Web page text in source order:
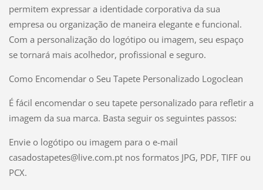
permitem expressar a identidade corporativa da sua
empresa ou organização de maneira elegante e funcional.
Com a personalização do logótipo ou imagem, seu espaço
se tornará mais acolhedor, profissional e seguro.
Como Encomendar o Seu Tapete Personalizado Logoclean
É fácil encomendar o seu tapete personalizado para refletir a
imagem da sua marca. Basta seguir os seguintes passos:
Envie o logótipo ou imagem para o e-mail
casadostapetes@live.com.pt nos formatos JPG, PDF, TIFF ou
PCX.